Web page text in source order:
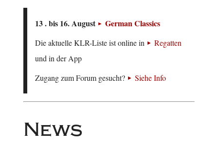
13 . bis 16. August German Classics
Die aktuelle KLR-Liste ist online in
Regatten
und in der App
Zugang zum Forum gesucht?
Siehe Info
News